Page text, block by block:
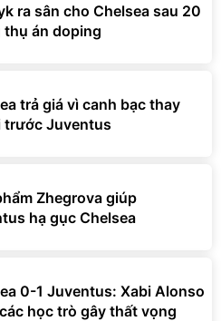
ra sân cho Chelsea sau 20
thụ án doping
trả giá vì canh bạc thay
trước Juventus
Zhegrova giúp
hạ gục Chelsea
0-1 Juventus: Xabi Alonso
học trò gây thất vọng